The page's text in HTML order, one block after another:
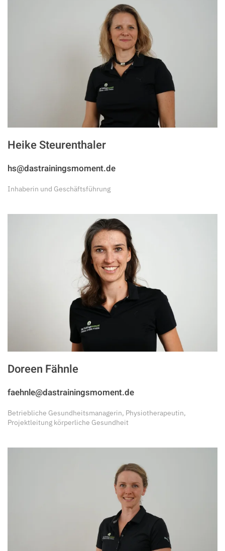
Heike Steurenthaler
hs@dastrainingsmoment.de
Inhaberin und Geschäftsführung
Doreen Fähnle
faehnle@dastrainingsmoment.de
Betriebliche Gesundheitsmanagerin, Physiotherapeutin,
Projektleitung körperliche Gesundheit